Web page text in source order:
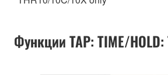
Функции TAP: TIME/HOLD: